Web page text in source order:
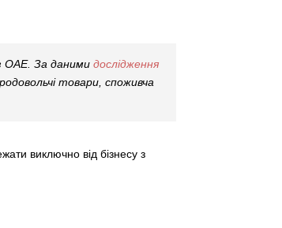
з ОАЕ. За даними дослідження
товари, споживча
виключно від бізнесу з